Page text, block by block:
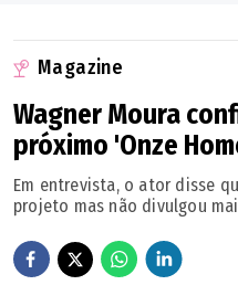
SERVIÇO
Evento:OUVE Festival -
Data:
5 a 8 de agosto de 2026
Magazine
Wagner Moura
próximo 'Onze
Em entrevista, o ator disse
projeto mas não divulgou